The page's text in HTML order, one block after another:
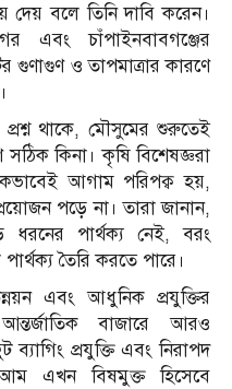
দেয় বলে তিনি দাবি করেন।
এবং চাঁপাইনবাবগঞ্জের
গুণাগুণ ও তাপমাত্রার কারণে
প্রশ্ন থাকে, মৌসুমের শুরুতেই
কিনা। কৃষি বিশেষজ্ঞরা
আগাম পরিপক্ব হয়,
পড়ে না। তারা জানান,
পার্থক্য নেই, বরং
তৈরি করতে পারে।
এবং আধুনিক প্রযুক্তির
বাজারে আরও
প্রযুক্তি এবং নিরাপদ
আম এখন বিষমুক্ত হিসেবে